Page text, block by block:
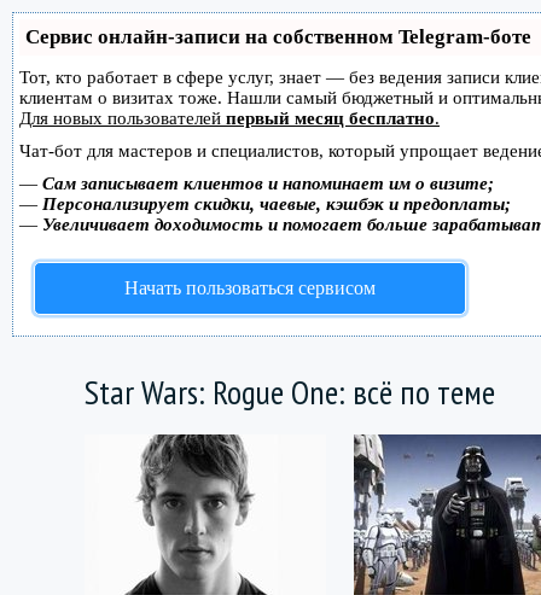
Сервис онлайн-записи на собственном Telegram-боте
Тот, кто работает в сфере услуг, знает — без ведения записи
клиентам о визитах тоже. Нашли самый бюджетный и
Для новых пользователей первый месяц бесплатно.
Чат-бот для мастеров и специалистов, который упрощает
— Сам записывает клиентов и напоминает им о визите;
— Персонализирует скидки, чаевые, кэшбэк и предоплаты;
— Увеличивает доходимость и помогает больше
Начать пользоваться сервисом
Star Wars: Rogue One: всё по теме